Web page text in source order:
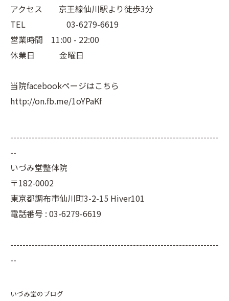
アクセス 京王線仙川駅より徒歩3分
TEL 03-6279-6619
営業時間 11:00 - 22:00
休業日 金曜日
当院facebookページはこちら
http://on.fb.me/1oYPaKf
--------------------------------------------------------------------
--
いづみ堂整体院
〒182-0002
東京都調布市仙川町3-2-15 Hiver101
電話番号 : 03-6279-6619
--------------------------------------------------------------------
--
いづみ堂のブログ